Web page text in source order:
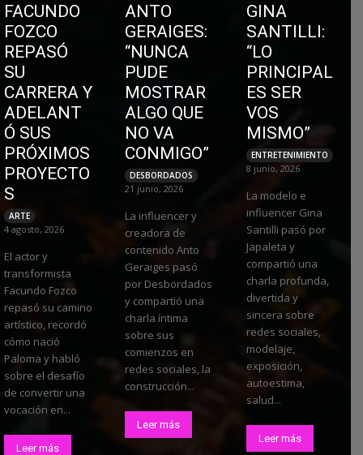
FACUNDO
FOZCO
REPASÓ
SU
CARRERA Y
ADELANT
Ó SUS
PRÓXIMOS
PROYECTO
S
ARTE
4 agosto, 2026
El actor y
transformista
Facundo Fozco
repasó su camino
artístico, recordó
cómo nació
Paloma y habló
sobre el desafío
de convertir una
vocación en...
Leer más
ANTO
GERAIGES:
“NUNCA
PUDE
MOSTRAR
ALGO QUE
NO VA
CONMIGO”
DESBORDADOS
21 junio, 2026
La influencer y
creadora de
contenido Anto
Geraiges pasó
por Desbordados
y compartió una
charla íntima
sobre sus
comienzos en
redes sociales, la
construcción...
Leer más
GINA
SANTILLI:
“LO
PRINCIPAL
ES SER
VOS
MISMO”
ENTRETENIMIENTO
8 junio, 2026
La modelo e
influencer Gina
Santilli pasó por
Japaleta y
compartió una
charla profunda,
divertida y
sincera sobre
redes sociales,
modelaje,
exposición,
autoestima,
salud...
Leer más